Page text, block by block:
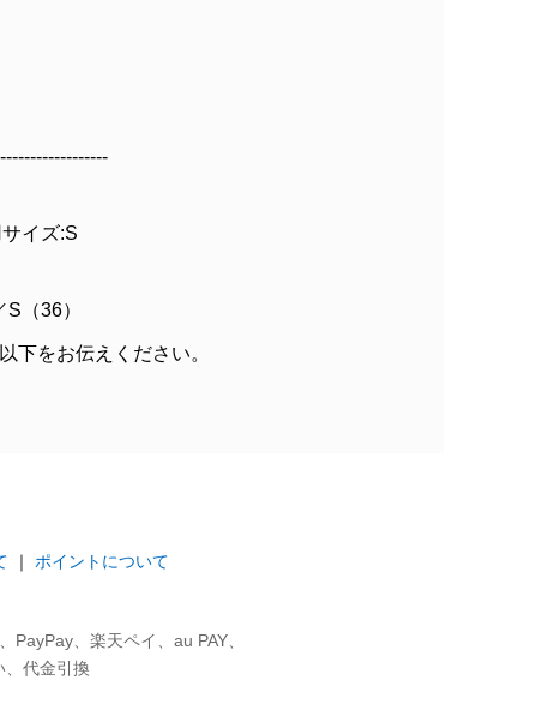
イズ:S
（36）
下をお伝えください。
｜ ポイントについて
PayPay、楽天ペイ、au PAY、
、代金引換